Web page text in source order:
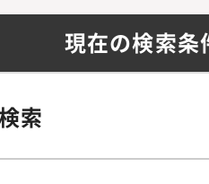
対応└長瀬産業株式
税・消費税申告書作
税効果計算・M＆A
ラクチャー検討やDD
ドのサポート業務
いる方（国際税務
す）。■英語の読み
Accessによ
現在の検索条
索